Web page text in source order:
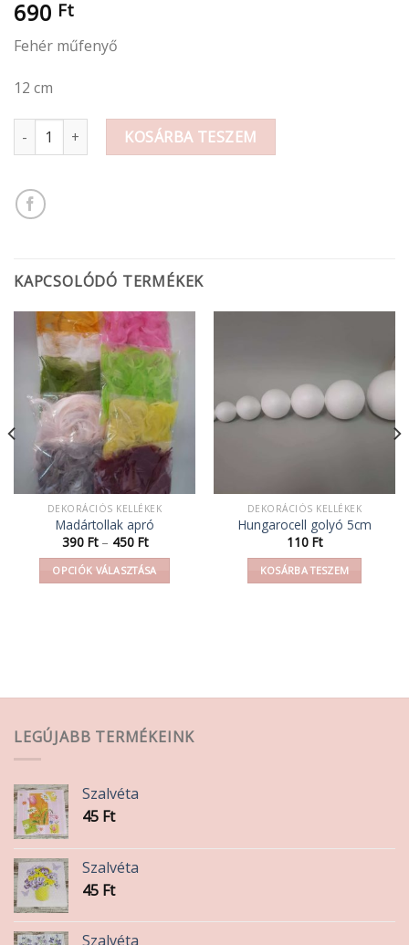
690 Ft
Fehér műfenyő
12 cm
Fehér fenyő 12 cm mennyiségKOSÁRBA TESZEM
KAPCSOLÓDÓ TERMÉKEK
DEKORÁCIÓS KELLÉKEK
Madártollak apró
390 Ft – 450 FtÁrtartomány:
390 Ft
-
450 Ft
OPCIÓK VÁLASZTÁSA
változatok
a
ki
DEKORÁCIÓS KELLÉKEK
Hungarocell golyó 5cm
110 Ft
KOSÁRBA TESZEM
LEGÚJABB TERMÉKEINK
Szalvéta
45 Ft
Szalvéta
45 Ft
Szalvéta